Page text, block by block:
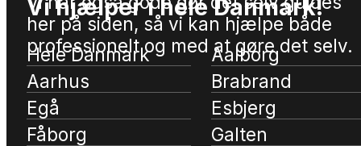
her på siden, så vi kan hjælpe både
professionelt og med at gøre det selv.
Vi hjælper i hele Danmark!
Hele Danmark
Aalborg
Aarhus
Brabrand
Egå
Esbjerg
Fåborg
Galten